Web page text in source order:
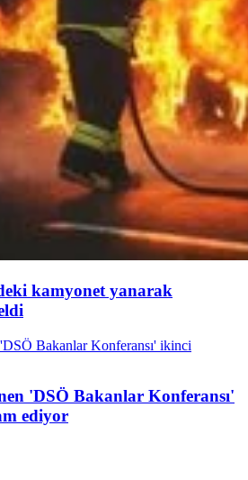
kamyonet yanarak
'DSÖ Bakanlar Konferansı'
ediyor